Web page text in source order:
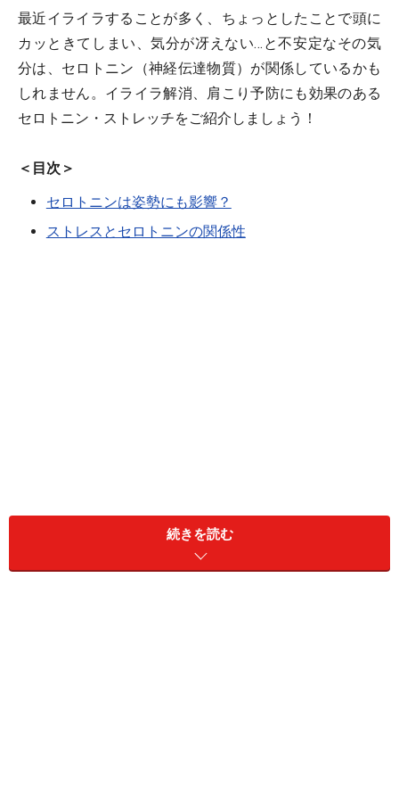
最近イライラすることが多く、ちょっとしたことで頭に
カッときてしまい、気分が冴えない…と不安定なその気
分は、セロトニン（神経伝達物質）が関係しているかも
しれません。イライラ解消、肩こり予防にも効果のある
セロトニン・ストレッチをご紹介しましょう！
＜目次＞
セロトニンは姿勢にも影響？
ストレスとセロトニンの関係性
ストレス解消！セロトニンストレッチ
続きを読む